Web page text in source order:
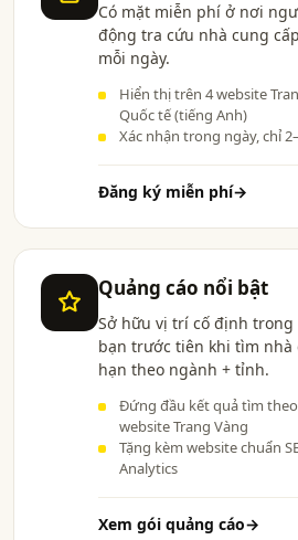
Có mặt miễn phí ở nơi
động tra cứu nhà cung
mỗi ngày.
Hiển thị trên 4 website
Quốc tế (tiếng Anh)
Xác nhận trong ngày, chỉ
Đăng ký miễn phí→
Quảng cáo nổi bật
Sở hữu vị trí cố định
bạn trước tiên khi tìm nhà
hạn theo ngành + tỉnh.
Đứng đầu kết quả tìm
website Trang Vàng
Tặng kèm website chuẩn
Analytics
Xem gói quảng cáo→